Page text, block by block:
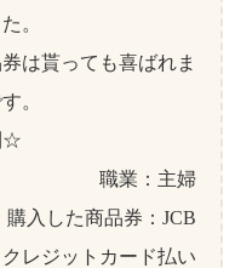
。
は貰っても喜ばれま
。
☆
職業：主婦
購入した商品券：JCB
レジットカード払い